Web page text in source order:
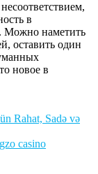
в
Можно наметить
оставить один
новое в
Rahat, Sadə və
casino